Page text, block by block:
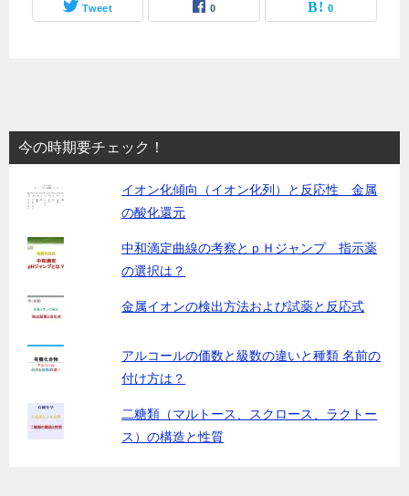
Tweet 0 0
今の時期要チェック！
イオン化傾向（イオン化列）と反応性 金属
の酸化還元
中和滴定曲線の考察とｐＨジャンプ 指示薬
の選択は？
金属イオンの検出方法および試薬と反応式
アルコールの価数と級数の違いと種類 名前の
付け方は？
二糖類（マルトース、スクロース、ラクトー
ス）の構造と性質